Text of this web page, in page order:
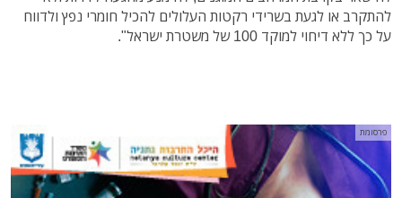
להתקרב או לגעת בשרידי רקטות העלולים להכיל חומרי נפץ ולדווח
על כך ללא דיחוי למוקד 100 של משטרת ישראל".
פרסומת